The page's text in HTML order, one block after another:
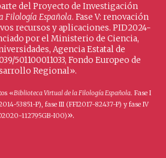
del Proyecto de Investigación
Filología Española. Fase V: renovación
recursos y aplicaciones. PID2024-
por el Ministerio de Ciencia,
Agencia Estatal de
501100011033, Fondo Europeo de
Regional».
«Biblioteca Virtual de la Filología Española. Fase I
53851-P), fase III (FFI2017-82437-P) y fase IV
112795GB-I00)».